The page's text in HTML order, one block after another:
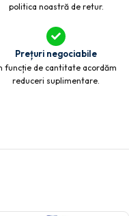
politica noastră de retur.
Prețuri negociabile
funcție de cantitate acordăm
reduceri suplimentare.